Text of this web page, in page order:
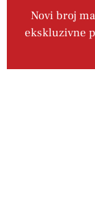
Novi broj
ekskluzivne